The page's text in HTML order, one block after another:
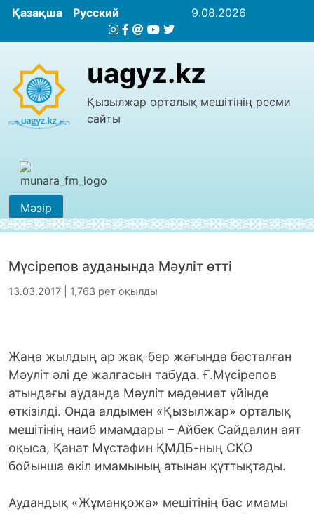
Қазақша Русский 9.08.2026
uagyz.kz
Қызылжар орталық мешітінің ресми
сайты
Мәзір
Мүсірепов ауданында Мәуліт өтті
13.03.2017 | 1,763 рет оқылды
Жаңа жылдың ар жақ-бер жағында басталған
Мәуліт әлі де жалғасын табуда. Ғ.Мүсірепов
атындағы ауданда Мәуліт мәдениет үйінде
өткізілді. Онда алдымен «Қызылжар» орталық
мешітінің наиб имамдары – Айбек Сайдалин аят
оқыса, Қанат Мұстафин ҚМДБ-ның СҚО
бойынша өкіл имамының атынан құттықтады.
Аудандық «Жұманқожа» мешітінің бас имамы